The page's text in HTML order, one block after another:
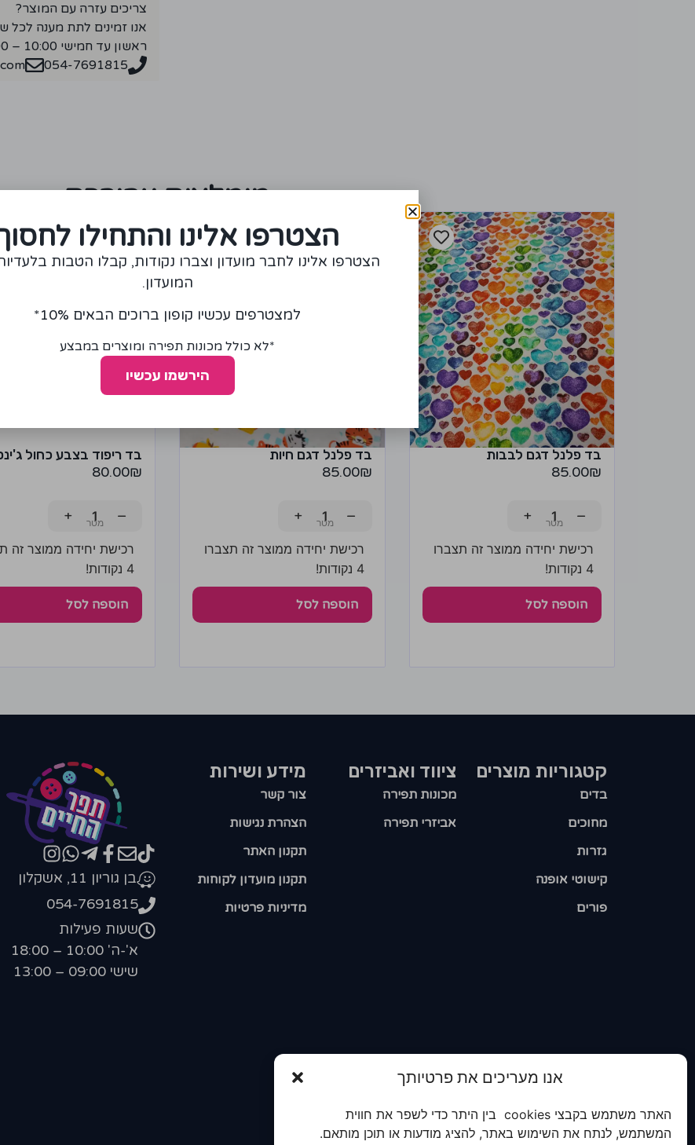
אנו מעריכים את פרטיותך
האתר משתמש בקבצי cookies בין היתר כדי לשפר את חווית
המשתמש, לנתח את השימוש באתר, להציג מודעות או תוכן מותאם.
צריכים עזרה עם המוצר?
אנו זמינים לתת מענה
ראשון עד חמישי 10:00 – 18:00
054-7691815
מומלצים עבורכם
בד פלנל דגם לבבות
85.00₪
−
+
רכישת יחידה ממוצר זה תצברו
4 נקודות!
הוספה לסל
בד פלנל דגם חיות
85.00₪
−
+
רכישת יחידה ממוצר זה תצברו
4 נקודות!
הוספה לסל
בד ריפוד בצבע כחול
80.00₪
−
+
רכישת יחידה ממוצר זה
4 נקודות!
הוספה לסל
קטגוריות מוצרים​
בדים
מחוכים
גזרות
קישוטי אופנה
פורים
ציווד ואביזרים
מכונות תפירה
אביזרי תפירה
מידע ושירות
צור קשר
הצהרת נגישות
תקנון האתר
תקנון מועדון לקוחות
מדיניות פרטיות
בן גוריון 11, אשקלון
054-7691815
שעות פעילות
א'-ה' 10:00 – 18:00
שישי 09:00 – 13:00
הצטרפו אלינו והתחילו
הצטרפו אלינו לחבר מועדון וצברו נקודות, קבלו הטבות
המועדון.
למצטרפים עכשיו קופון ברוכים הבאים 10%*
*לא כולל מכונות תפירה ומוצרים במבצע
הירשמו עכשיו